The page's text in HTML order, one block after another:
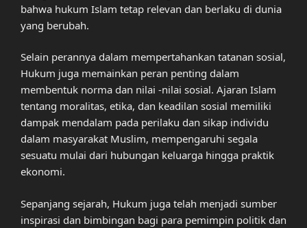
bahwa hukum Islam tetap relevan dan berlaku di dunia
yang berubah.
Selain perannya dalam mempertahankan tatanan sosial,
Hukum juga memainkan peran penting dalam
membentuk norma dan nilai -nilai sosial. Ajaran Islam
tentang moralitas, etika, dan keadilan sosial memiliki
dampak mendalam pada perilaku dan sikap individu
dalam masyarakat Muslim, mempengaruhi segala
sesuatu mulai dari hubungan keluarga hingga praktik
ekonomi.
Sepanjang sejarah, Hukum juga telah menjadi sumber
inspirasi dan bimbingan bagi para pemimpin politik dan